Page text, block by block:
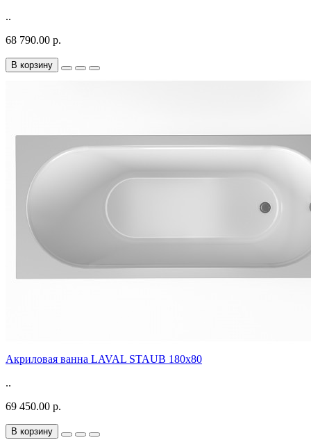
..
68 790.00 р.
В корзину
Акриловая ванна LAVAL STAUB 180х80
..
69 450.00 р.
В корзину